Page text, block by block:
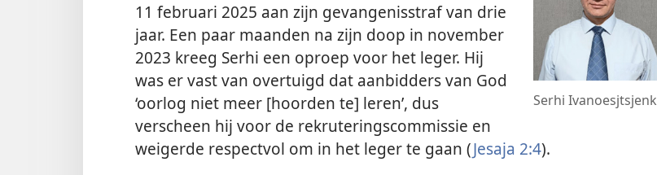
Serhi
11 februari 2025 aan zijn gevangenisstraf van drie
jaar. Een paar maanden na zijn doop in november
2023 kreeg Serhi een oproep voor het leger. Hij
was er vast van overtuigd dat aanbidders van God
‘oorlog niet meer [hoorden te] leren’, dus
verscheen hij voor de rekruteringscommissie en
weigerde respectvol om in het leger te gaan (Jesaja 2:4).